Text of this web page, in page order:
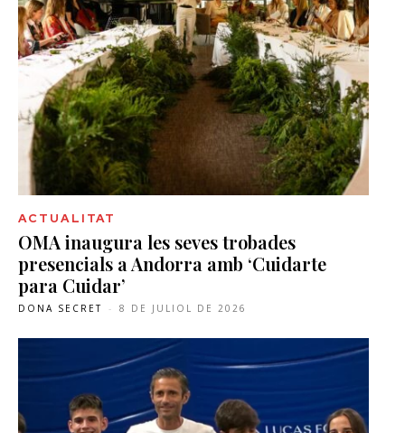
ACTUALITAT
OMA inaugura les seves trobades
presencials a Andorra amb ‘Cuidarte
para Cuidar’
DONA SECRET - 8 DE JULIOL DE 2026